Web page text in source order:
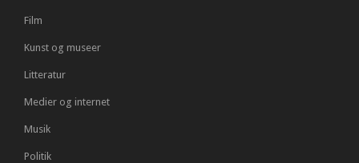
Film
Kunst og museer
Litteratur
Medier og internet
Musik
Politik